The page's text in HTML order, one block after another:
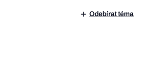
Odebírat téma